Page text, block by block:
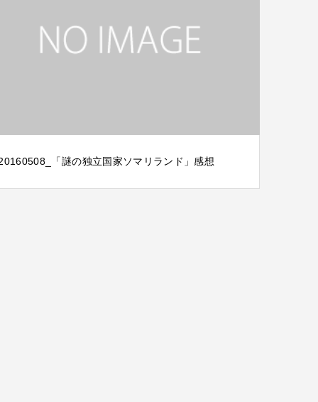
「謎の独立国家ソマリランド」感想